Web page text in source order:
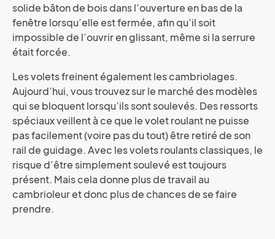
solide bâton de bois dans l’ouverture en bas de la
fenêtre lorsqu’elle est fermée, afin qu’il soit
impossible de l’ouvrir en glissant, même si la serrure
était forcée.
Les volets freinent également les cambriolages.
Aujourd’hui, vous trouvez sur le marché des modèles
qui se bloquent lorsqu’ils sont soulevés. Des ressorts
spéciaux veillent à ce que le volet roulant ne puisse
pas facilement (voire pas du tout) être retiré de son
rail de guidage. Avec les volets roulants classiques, le
risque d’être simplement soulevé est toujours
présent. Mais cela donne plus de travail au
cambrioleur et donc plus de chances de se faire
prendre.